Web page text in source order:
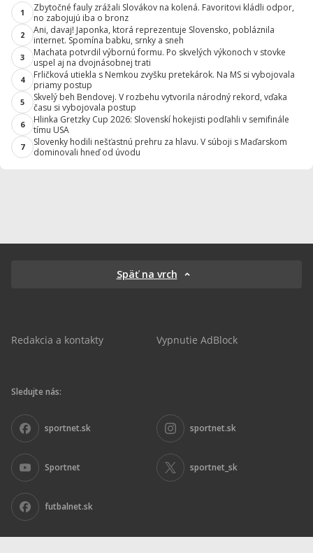
1
Zbytočné fauly zrážali Slovákov na kolená. Favoritovi kládli odpor,
no zabojujú iba o bronz
2
Ani, davaj! Japonka, ktorá reprezentuje Slovensko, pobláznila
internet. Spomína babku, srnky a sneh
3
Machata potvrdil výbornú formu. Po skvelých výkonoch v stovke
uspel aj na dvojnásobnej trati
4
Frličková utiekla s Nemkou zvyšku pretekárok. Na MS si vybojovala
priamy postup
5
Skvelý beh Bendovej. V rozbehu vytvorila národný rekord, vďaka
času si vybojovala postup
6
Hlinka Gretzky Cup 2026: Slovenskí hokejisti podľahli v semifinále
tímu USA
7
Slovenky hodili nešťastnú prehru za hlavu. V súboji s Maďarskom
dominovali hneď od úvodu
Späť na vrch
Redakcia a kontakty Vypnutie AdBlock
Sledujte nás:
sportnet.sk sportnet.sk
Sportnet sportnet_sk
futbalnet.sk